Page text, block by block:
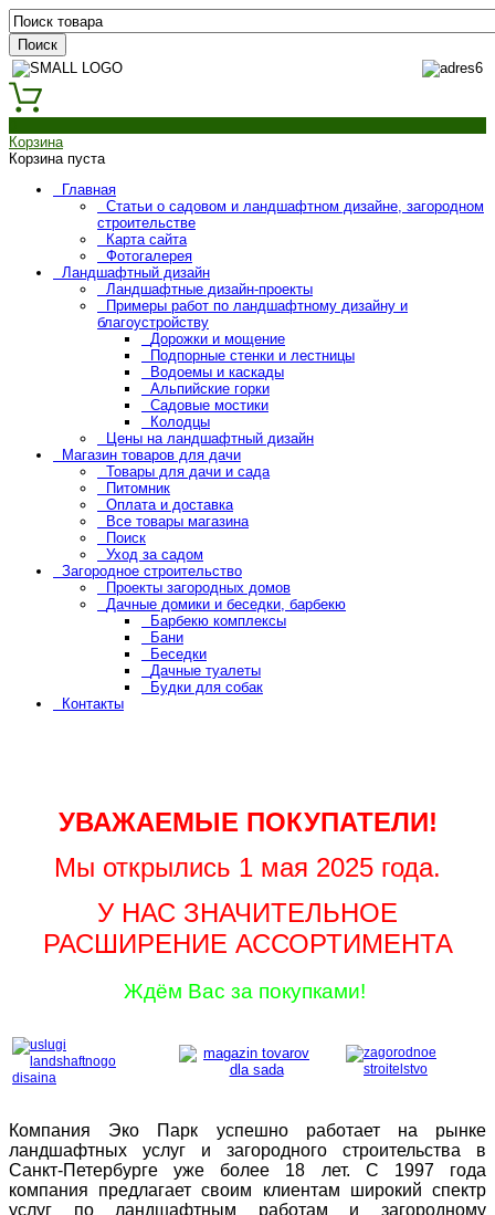
Корзина
Корзина пуста
Главная
Статьи о садовом и ландшафтном дизайне, загородном
строительстве
Карта сайта
Фотогалерея
Ландшафтный дизайн
Ландшафтные дизайн-проекты
Примеры работ по ландшафтному дизайну и
благоустройству
Дорожки и мощение
Подпорные стенки и лестницы
Водоемы и каскады
Альпийские горки
Садовые мостики
Колодцы
Цены на ландшафтный дизайн
Магазин товаров для дачи
Товары для дачи и сада
Питомник
Оплата и доставка
Все товары магазина
Поиск
Уход за садом
Загородное строительство
Проекты загородных домов
Дачные домики и беседки, барбекю
Барбекю комплексы
Бани
Беседки
Дачные туалеты
Будки для собак
Контакты
УВАЖАЕМЫЕ ПОКУПАТЕЛИ!
Мы открылись 1 мая 2025 года.
У НАС ЗНАЧИТЕЛЬНОЕ
РАСШИРЕНИЕ АССОРТИМЕНТА
Ждём Вас за покупками!
Компания Эко Парк успешно работает на рынке
ландшафтных услуг и загородного строительства в
Санкт-Петербурге уже более 18 лет. С 1997 года
компания предлагает своим клиентам широкий спектр
услуг по ландшафтным работам и загородному